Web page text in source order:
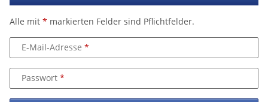
Alle mit * markierten Felder sind Pflichtfelder.
E-Mail-Adresse
Passwort